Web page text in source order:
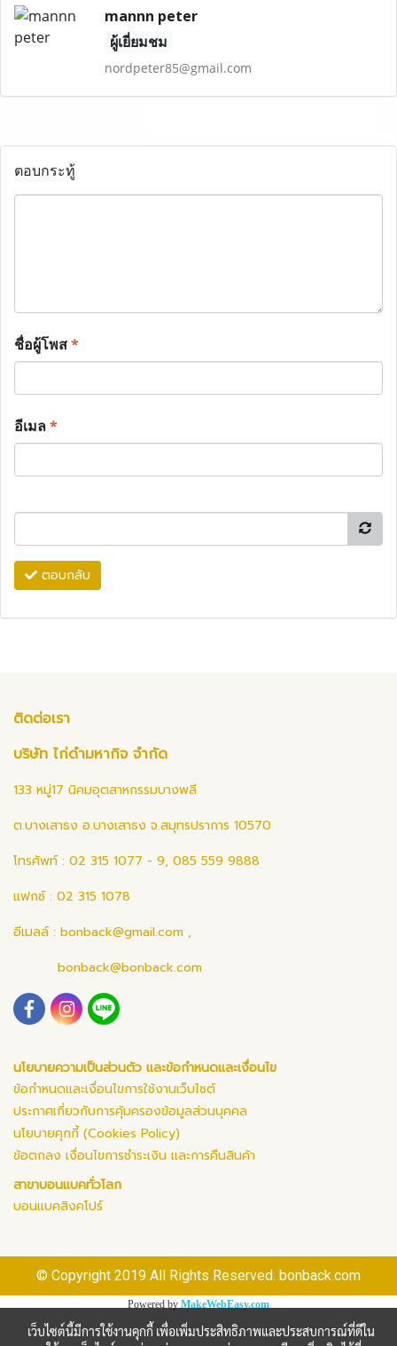
mannn peter
ผู้เยี่ยมชม
nordpeter85@gmail.com
ตอบกระทู้
ชื่อผู้โพส*
อีเมล*
ตอบกลับ
ติดต่อเรา
บริษัท ไก่ดำมหากิจ จำกัด
133 หมู่17 นิคมอุตสาหกรรมบางพลี
ต.บางเสาธง อ.บางเสาธง จ.สมุทรปราการ 10570
โทรศัพท์ : 02 315 1077 - 9, 085 559 9888
แฟกซ์ : 02 315 1078
อีเมลล์ : bonback@gmail.com ,
bonback@bonback.com
นโยบายความเป็นส่วนตัว และข้อกำหนดและเงื่อนไข
ข้อกำหนดและเงื่อนไขการใช้งานเว็บไซต์
ประกาศเกี่ยวกับการคุ้มครองข้อมูลส่วนบุคคล
นโยบายคุกกี้ (Cookies Policy)
ข้อตกลง เงื่อนไขการชำระเงิน และการคืนสินค้า
สาขาบอนแบคทั่วโลก
บอนแบคสิงคโปร์
© Copyright 2019 All Rights Reserved. bonback.com
Powered by MakeWebEasy.com
เว็บไซต์นี้มีการใช้งานคุกกี้ เพื่อเพิ่มประสิทธิภาพและประสบการณ์ที่ดีใน